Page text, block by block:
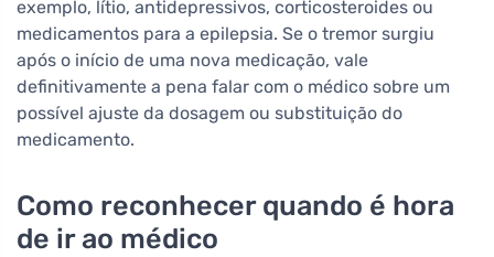
exemplo, lítio, antidepressivos, corticosteroides ou
medicamentos para a epilepsia. Se o tremor surgiu
após o início de uma nova medicação, vale
definitivamente a pena falar com o médico sobre um
possível ajuste da dosagem ou substituição do
medicamento.
Como reconhecer quando é hora
de ir ao médico